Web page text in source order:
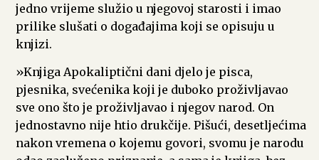
jedno vrijeme služio u njegovoj starosti i imao
prilike slušati o događajima koji se opisuju u
knjizi.
»Knjiga Apokaliptični dani djelo je pisca,
pjesnika, svećenika koji je duboko proživljavao
sve ono što je proživljavao i njegov narod. On
jednostavno nije htio drukčije. Pišući, desetljećima
nakon vremena o kojemu govori, svomu je narodu